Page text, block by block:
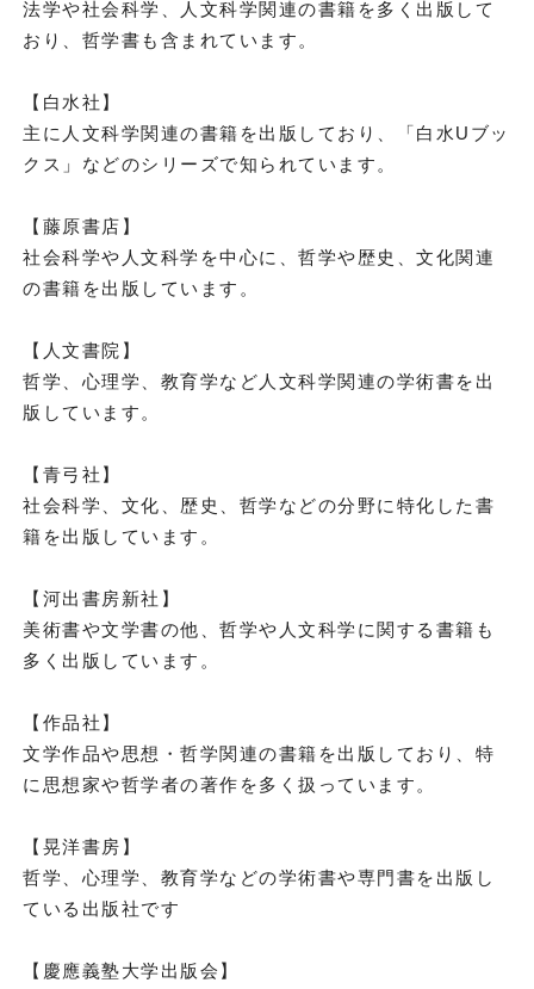
法学や社会科学、人文科学関連の書籍を多く出版して
おり、哲学書も含まれています。
【白水社】
主に人文科学関連の書籍を出版しており、「白水Uブッ
クス」などのシリーズで知られています。
【藤原書店】
社会科学や人文科学を中心に、哲学や歴史、文化関連
の書籍を出版しています。
【人文書院】
哲学、心理学、教育学など人文科学関連の学術書を出
版しています。
【青弓社】
社会科学、文化、歴史、哲学などの分野に特化した書
籍を出版しています。
【河出書房新社】
美術書や文学書の他、哲学や人文科学に関する書籍も
多く出版しています。
【作品社】
文学作品や思想・哲学関連の書籍を出版しており、特
に思想家や哲学者の著作を多く扱っています。
【晃洋書房】
哲学、心理学、教育学などの学術書や専門書を出版し
ている出版社です
【慶應義塾大学出版会】